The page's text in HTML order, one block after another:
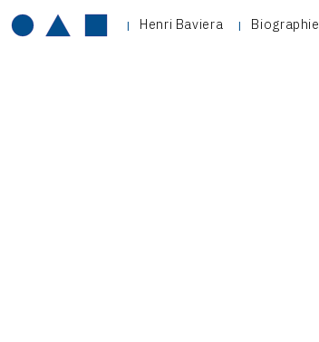
Henri Baviera Biographie